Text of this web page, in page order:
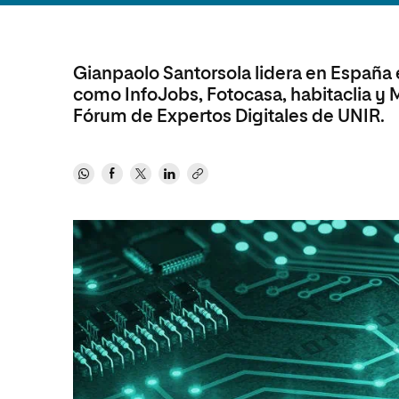
Diseño
Ciencias Sociales
Humanidades
Ingeniería y Tecnología
Ciencias de la Salud
Ciencias Sociales
Humanidades
Funcionamiento
Gianpaolo Santorsola lidera en
como InfoJobs, Fotocasa, habitaclia y
Fórum de Expertos Digitales de UNIR.